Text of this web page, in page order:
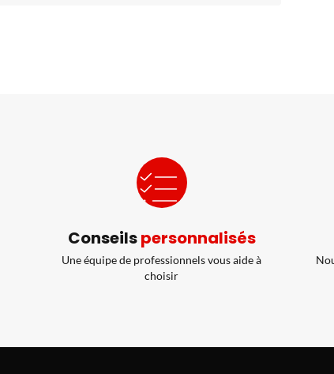
Conseilspersonnalisés
Une équipe de professionnels vous aide à
choisir